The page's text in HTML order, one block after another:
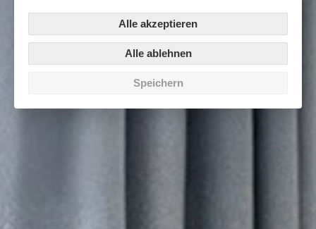
Alle akzeptieren
Alle ablehnen
Speichern